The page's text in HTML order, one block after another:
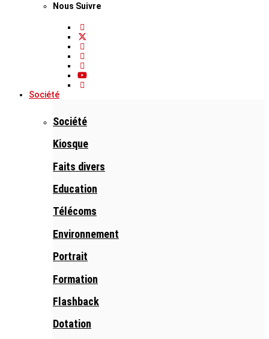
Nous Suivre
Société
Société
Kiosque
Faits divers
Education
Télécoms
Environnement
Portrait
Formation
Flashback
Dotation